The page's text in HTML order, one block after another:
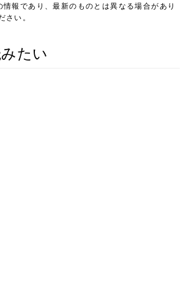
報であり、最新のものとは異なる場合があり
さい。
たい